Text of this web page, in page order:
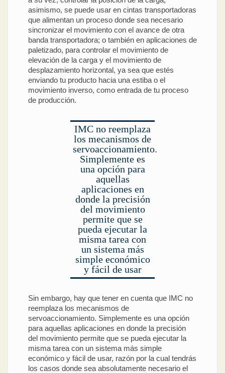
asimismo, se puede usar en cintas transportadoras
que alimentan un proceso donde sea necesario
sincronizar el movimiento con el avance de otra
banda transportadora; o también en aplicaciones de
paletizado, para controlar el movimiento de
elevación de la carga y el movimiento de
desplazamiento horizontal, ya sea que estés
enviando tu producto hacia una estiba o el
movimiento inverso, como entrada de tu proceso
de producción.
IMC no reemplaza
los mecanismos de
servoaccionamiento.
Simplemente es
una opción para
aquellas
aplicaciones en
donde la precisión
del movimiento
permite que se
pueda ejecutar la
misma tarea con
un sistema más
simple económico
y fácil de usar
Sin embargo, hay que tener en cuenta que IMC no
reemplaza los mecanismos de
servoaccionamiento. Simplemente es una opción
para aquellas aplicaciones en donde la precisión
del movimiento permite que se pueda ejecutar la
misma tarea con un sistema más simple
económico y fácil de usar, razón por la cual tendrás
los casos donde sea absolutamente necesario el